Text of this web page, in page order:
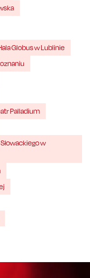
Globus w Lublinie
Palladium
w